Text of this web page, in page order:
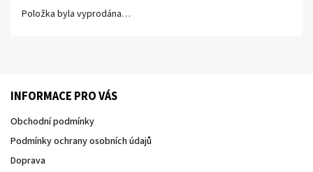
Položka byla vyprodána…
INFORMACE PRO VÁS
Obchodní podmínky
Podmínky ochrany osobních údajů
Doprava